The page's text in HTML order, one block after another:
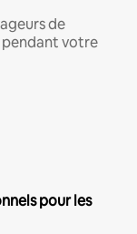
de
votre
pour les